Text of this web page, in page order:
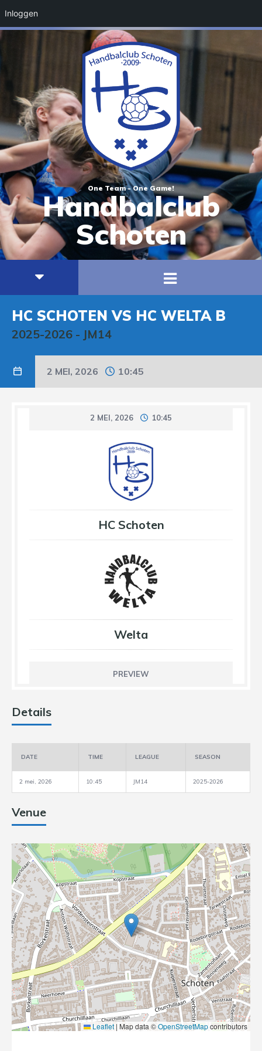
One Team - One Game!
Handbalclub
Schoten
HC SCHOTEN VS HC WELTA B
2025-2026 - JM14
2 MEI, 2026 10:45
2 MEI, 2026 10:45
HC Schoten
Welta
PREVIEW
Details
DATE TIME LEAGUE SEASON
2 mei, 2026 10:45 JM14 2025-2026
Venue
Leaflet | Map data ©OpenStreetMapcontributors
Inloggen